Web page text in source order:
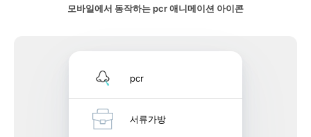
모바일에서 동작하는 pcr 애니메이션 아이콘
pcr
서류가방